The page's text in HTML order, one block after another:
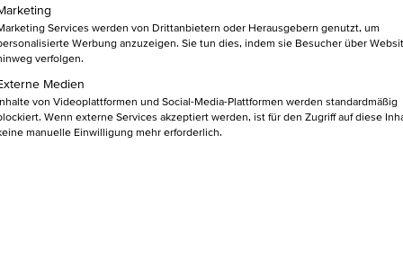
, Gunnar Beuth
sollen sich die Mitarbeiter
damit die Stärken
und eingesetzt werden
ins Spiel, der das
ist und den Kollegen den
Services werden von Drittanbietern oder Herausgebern genutzt, um
Werbung anzuzeigen. Sie tun dies, indem sie Besucher über
verfolgen.
Medien
von Videoplattformen und Social-Media-Plattformen werden standardmäßig
Wenn externe Services akzeptiert werden, ist für den Zugriff auf diese
manuelle Einwilligung mehr erforderlich.